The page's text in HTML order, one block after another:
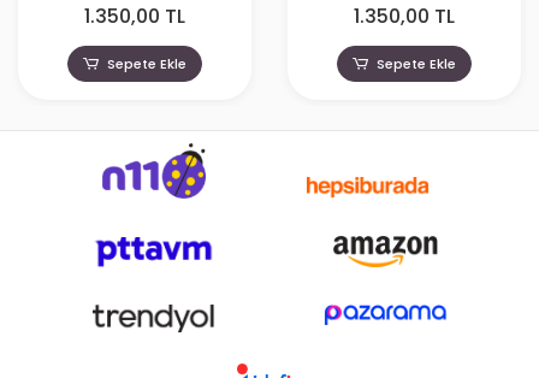
1.350,00 TL
Sepete Ekle
1.350,00 TL
Sepete Ekle